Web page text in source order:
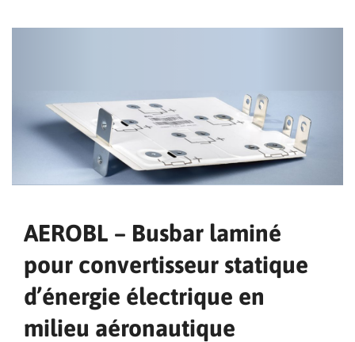
AEROBL – Busbar laminé
pour convertisseur statique
d’énergie électrique en
milieu aéronautique